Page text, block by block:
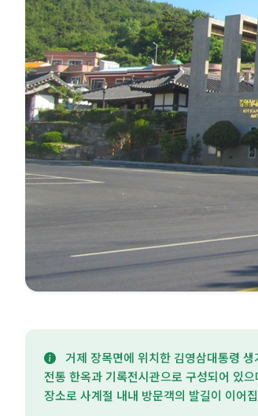
거제 장목면에 위치한 김영삼대통령
전통 한옥과 기록전시관으로 구성되어 있
장소로 사계절 내내 방문객의 발길이 이어